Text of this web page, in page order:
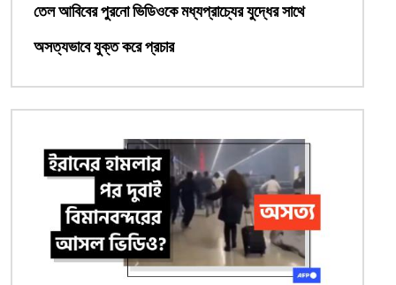
তেল আবিবের পুরনো ভিডিওকে মধ্যপ্রাচ্যের যুদ্ধের সাথে
অসত্যভাবে যুক্ত করে প্রচার